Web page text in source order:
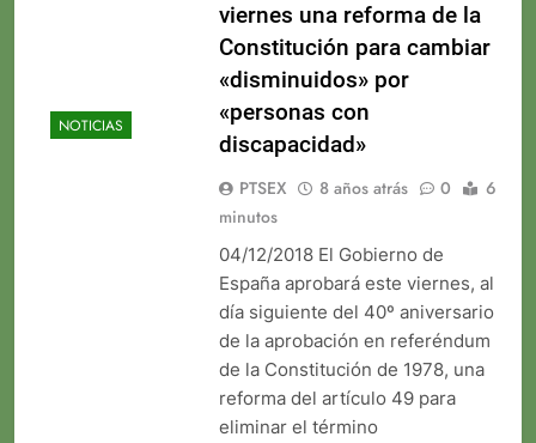
NOTICIAS
viernes una reforma de la
Constitución para cambiar
«disminuidos» por
«personas con
discapacidad»
PTSEX 8 años atrás 0
6
minutos
04/12/2018 El Gobierno de
España aprobará este viernes, al
día siguiente del 40º aniversario
de la aprobación en referéndum
de la Constitución de 1978, una
reforma del artículo 49 para
eliminar el término